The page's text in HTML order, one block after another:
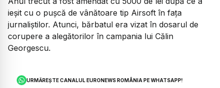
ieșit cu o pușcă de vânătoare tip Airsoft în fața
jurnaliștilor. Atunci, bărbatul era vizat în dosarul de
corupere a alegătorilor în campania lui Călin
Georgescu.
URMĂREȘTE CANALUL EURONEWS ROMÂNIA PE WHATSAPP!